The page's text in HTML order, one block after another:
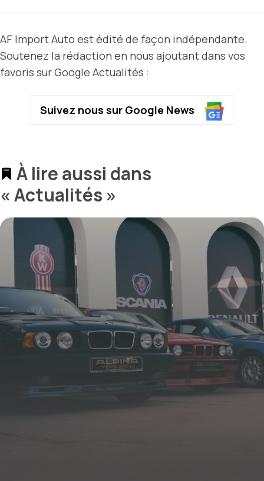
AF Import Auto est édité de façon indépendante.
Soutenez la rédaction en nous ajoutant dans vos
favoris sur Google Actualités :
Suivez nous sur Google News
À lire aussi dans
« Actualités »